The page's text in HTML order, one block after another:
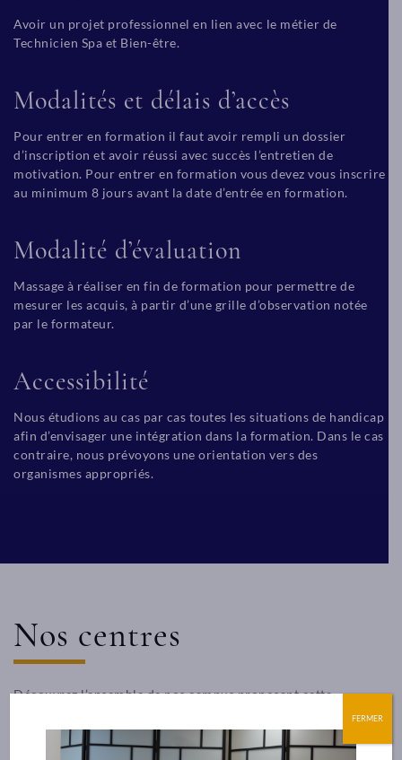
Avoir un projet professionnel en lien avec le métier de
Technicien Spa et Bien-être.
Modalités et délais d’accès
Pour entrer en formation il faut avoir rempli un dossier
d’inscription et avoir réussi avec succès l’entretien de
motivation. Pour entrer en formation vous devez vous inscrire
au minimum 8 jours avant la date d’entrée en formation.
Modalité d’évaluation
Massage à réaliser en fin de formation pour permettre de
mesurer les acquis, à partir d’une grille d’observation notée
par le formateur.
Accessibilité
Nous étudions au cas par cas toutes les situations de handicap
afin d’envisager une intégration dans la formation. Dans le cas
contraire, nous prévoyons une orientation vers des
organismes appropriés.
Nos centres
Découvrez l’ensemble de nos campus proposant cette
FERMER